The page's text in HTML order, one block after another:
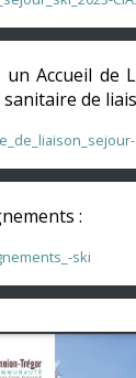
Accueil de
de
:
ski